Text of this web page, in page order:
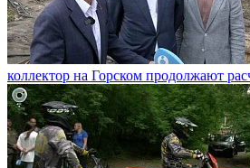
коллектор на Горском продолжают